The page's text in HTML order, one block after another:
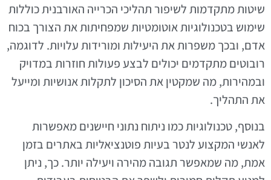
שיטות מתקדמות לשיפור תהליכי הכרייה האורבנית כוללות
שימוש בטכנולוגיות אוטומטיות שמפחיתות את הצורך בכוח
אדם, ובכך משפרות את היעילות ומורידות עלויות. לדוגמה,
רובוטים מתקדמים יכולים לבצע פעולות חוזרות במדויק
ובמהירות, מה שמקטין את הסיכון לתקלות אנושיות ומייעל
את התהליך.
בנוסף, טכנולוגיות כמו ניתוח נתוני חיישנים מאפשרות
לאנשי המקצוע לנטר בעיות פוטנציאליות באתרים בזמן
אמת, מה שמאפשר תגובה מהירה ויעילה יותר. כך, ניתן